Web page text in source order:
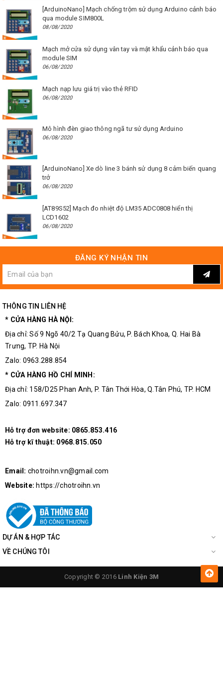
[ArduinoNano] Mạch chống trộm sử dụng Arduino cảnh báo
qua module SIM800L
08/08/2020
Mạch mở cửa sử dụng vân tay và mật khẩu cảnh báo qua
module SIM
06/08/2020
Mạch nạp lưu giá trị vào thẻ RFID
06/08/2020
Mô hình đèn giao thông ngã tư sử dụng Arduino
06/08/2020
[ArduinoNano] Xe dò line 3 bánh sử dụng 8 cảm biến quang
trở
06/08/2020
[AT89S52] Mạch đo nhiệt độ LM35 ADC0808 hiển thị
LCD1602
06/08/2020
ĐĂNG KÝ NHẬN TIN
THÔNG TIN LIÊN HỆ
* CỬA HÀNG HÀ NỘI:
Địa chỉ: Số 9 Ngõ 40/2 Tạ Quang Bửu, P. Bách Khoa, Q. Hai Bà
Trưng, TP. Hà Nội
Zalo: 0963.288.854
* CỬA HÀNG HỒ CHÍ MINH:
Địa chỉ: 158/D25 Phan Anh, P. Tân Thới Hòa, Q.Tân Phú, TP. HCM
Zalo: 0911.697.347
Hỗ trợ đơn website: 0865.853.416
Hỗ trợ kĩ thuật: 0968.815.050
Email: chotroihn.vn@gmail.com
Website: https://chotroihn.vn
DỰ ÁN & HỢP TÁC
VỀ CHÚNG TÔI
Copyright © 2016 Linh Kiện 3M